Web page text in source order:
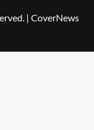
| CoverNews